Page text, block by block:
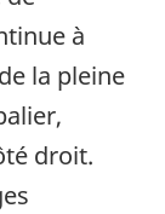
à
la pleine
droit.